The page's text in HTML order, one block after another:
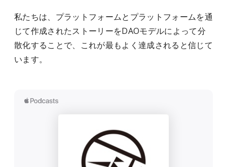
私たちは、プラットフォームとプラットフォームを通
じて作成されたストーリーをDAOモデルによって分
散化することで、これが最もよく達成されると信じて
います。